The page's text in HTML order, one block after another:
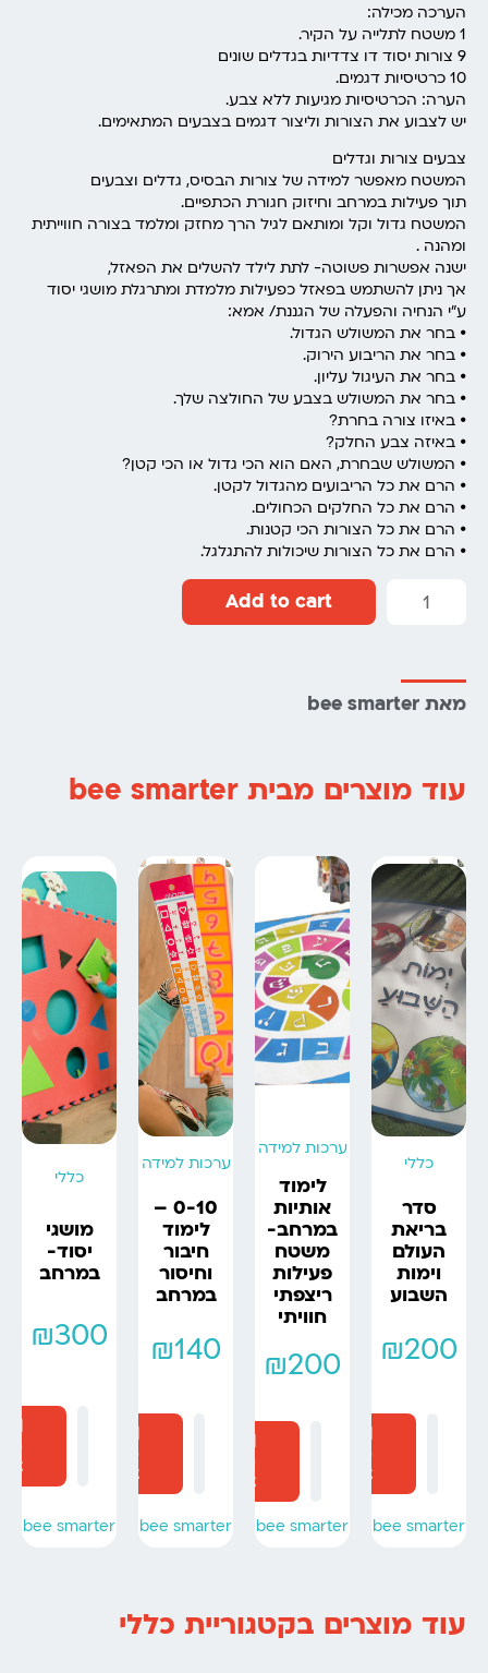
הערכה מכילה:
1 משטח לתלייה על הקיר.
9 צורות יסוד דו צדדיות בגדלים שונים
10 כרטיסיות דגמים.
הערה: הכרטיסיות מגיעות ללא צבע.
יש לצבוע את הצורות וליצור דגמים בצבעים המתאימים.
צבעים צורות וגדלים
המשטח מאפשר למידה של צורות הבסיס, גדלים וצבעים
תוך פעילות במרחב וחיזוק חגורת הכתפיים.
המשטח גדול וקל ומותאם לגיל הרך מחזק ומלמד בצורה חווייתית
ומהנה .
ישנה אפשרות פשוטה- לתת לילד להשלים את הפאזל,
אך ניתן להשתמש בפאזל כפעילות מלמדת ומתרגלת מושגי יסוד
ע”י הנחיה והפעלה של הגננת/ אמא:
⦁ בחר את המשולש הגדול.
⦁ בחר את הריבוע הירוק.
⦁ בחר את העיגול עליון.
⦁ בחר את המשולש בצבע של החולצה שלך.
⦁ באיזו צורה בחרת?
⦁ באיזה צבע החלק?
⦁ המשולש שבחרת, האם הוא הכי גדול או הכי קטן?
⦁ הרם את כל הריבועים מהגדול לקטן.
⦁ הרם את כל החלקים הכחולים.
⦁ הרם את כל הצורות הכי קטנות.
⦁ הרם את כל הצורות שיכולות להתגלגל.
Add to cart
מאת bee smarter
עוד מוצרים מבית bee smarter
כללי
סדר
בריאת
העולם
וימות
השבוע
₪200
Add
to
cart
bee smarter
ערכות למידה
לימוד
אותיות
במרחב-
משטח
פעילות
ריצפתי
חוויתי
₪200
Add
to
cart
bee smarter
ערכות למידה
0-10 –
לימוד
חיבור
וחיסור
במרחב
₪140
Add
to
cart
bee smarter
כללי
מושגי
יסוד-
במרחב
₪300
to
bee smarter
עוד מוצרים בקטגוריית כללי